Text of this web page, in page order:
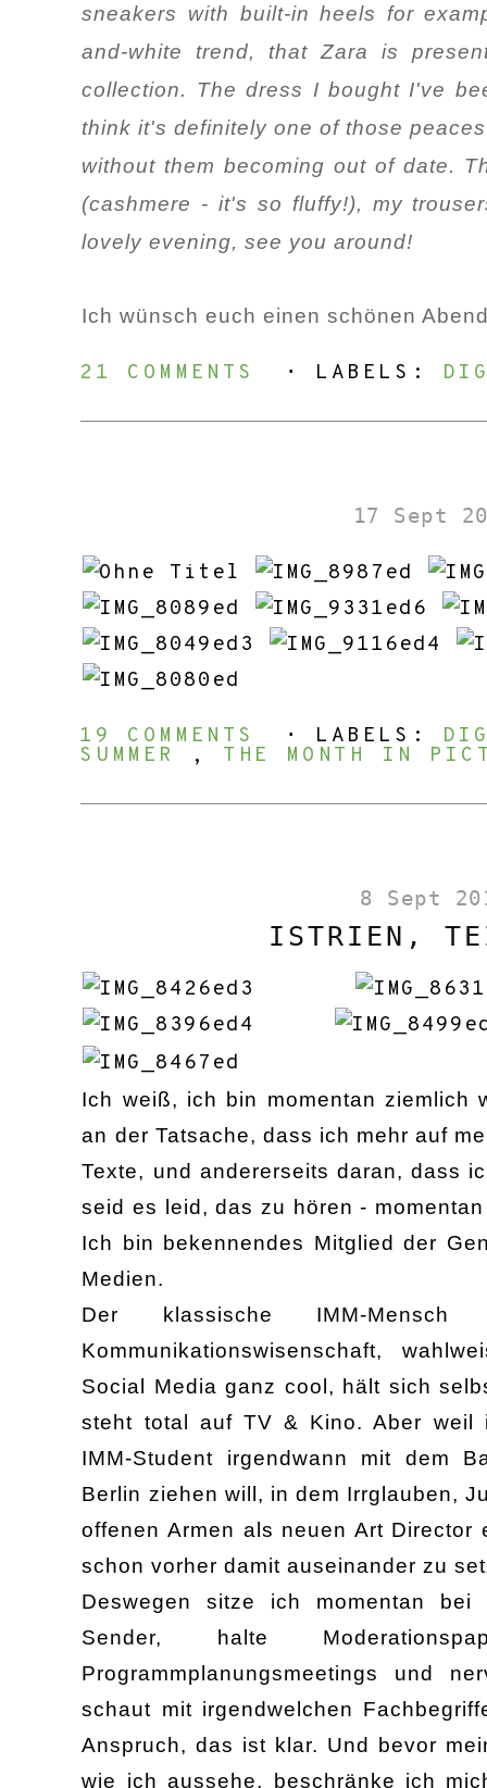
sneakers with built-in heels for
and-white trend, that Zara is
collection. The dress I bought I've
think it's definitely one of those
without them becoming out of date.
(cashmere - it's so fluffy!), my
lovely evening, see you around!
Ich wünsch euch einen schönen
21 COMMENTS ⋅ LABELS:
17 Sept
19 COMMENTS ⋅ LABELS:
SUMMER , THE MONTH IN
8 Sept
ISTRIEN,
Ich weiß, ich bin momentan ziemlich
an der Tatsache, dass ich mehr auf
Texte, und andererseits daran, dass
seid es leid, das zu hören -
Ich bin bekennendes Mitglied der
Medien.
Der klassische IMM-
Kommunikationswisenschaft,
Social Media ganz cool, hält sich
steht total auf TV & Kino. Aber weil
IMM-Student irgendwann mit dem
Berlin ziehen will, in dem Irrglauben,
offenen Armen als neuen Art
schon vorher damit auseinander zu
Deswegen sitze ich momentan bei
Sender, halte
Programmplanungsmeetings und
schaut mit irgendwelchen
Anspruch, das ist klar. Und bevor
wie ich aussehe, beschränke ich